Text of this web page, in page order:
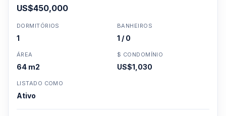
US$450,000
DORMITÓRIOS
1
BANHEIROS
1 / 0
ÁREA
64 m2
$ CONDOMÍNIO
US$1,030
LISTADO COMO
Ativo